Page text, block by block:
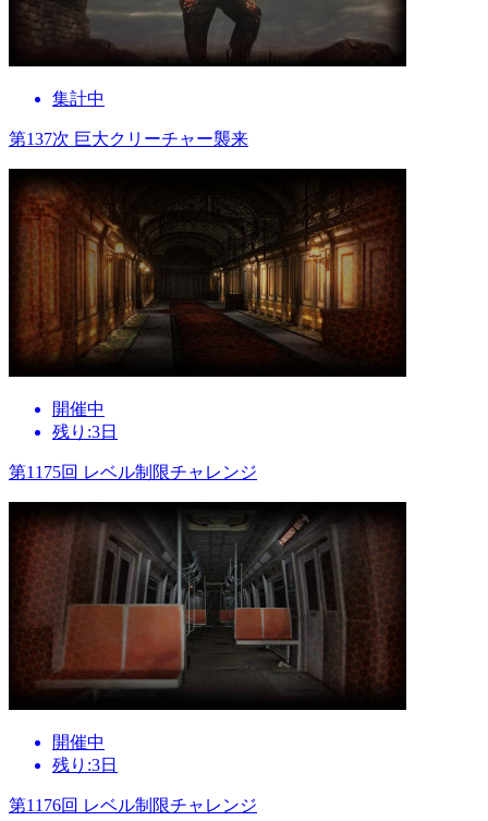
集計中
第137次 巨大クリーチャー襲来
開催中
残り:3日
第1175回 レベル制限チャレンジ
開催中
残り:3日
第1176回 レベル制限チャレンジ